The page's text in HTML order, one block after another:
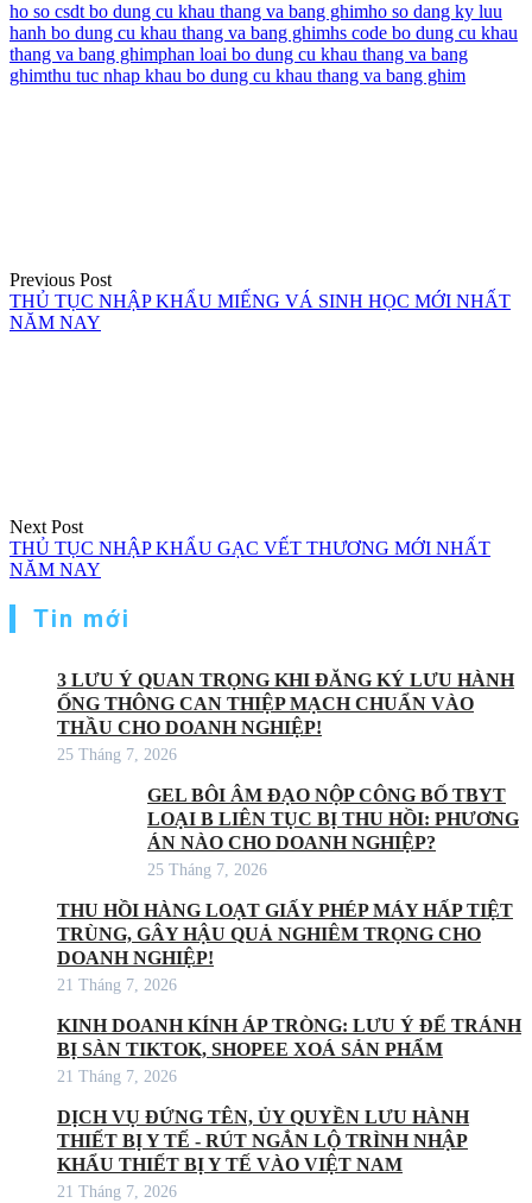
ho so csdt bo dung cu khau thang va bang ghimho so dang ky luu
hanh bo dung cu khau thang va bang ghimhs code bo dung cu khau
thang va bang ghimphan loai bo dung cu khau thang va bang
ghimthu tuc nhap khau bo dung cu khau thang va bang ghim
Previous Post
THỦ TỤC NHẬP KHẨU MIẾNG VÁ SINH HỌC MỚI NHẤT
NĂM NAY
Next Post
THỦ TỤC NHẬP KHẨU GẠC VẾT THƯƠNG MỚI NHẤT
NĂM NAY
Tin mới
3 LƯU Ý QUAN TRỌNG KHI ĐĂNG KÝ LƯU HÀNH
ỐNG THÔNG CAN THIỆP MẠCH CHUẨN VÀO
THẦU CHO DOANH NGHIỆP!
25 Tháng 7, 2026
GEL BÔI ÂM ĐẠO NỘP CÔNG BỐ TBYT
LOẠI B LIÊN TỤC BỊ THU HỒI: PHƯƠNG
ÁN NÀO CHO DOANH NGHIỆP?
25 Tháng 7, 2026
THU HỒI HÀNG LOẠT GIẤY PHÉP MÁY HẤP TIỆT
TRÙNG, GÂY HẬU QUẢ NGHIÊM TRỌNG CHO
DOANH NGHIỆP!
21 Tháng 7, 2026
KINH DOANH KÍNH ÁP TRÒNG: LƯU Ý ĐỂ TRÁNH
BỊ SÀN TIKTOK, SHOPEE XOÁ SẢN PHẨM
21 Tháng 7, 2026
DỊCH VỤ ĐỨNG TÊN, ỦY QUYỀN LƯU HÀNH
THIẾT BỊ Y TẾ - RÚT NGẮN LỘ TRÌNH NHẬP
KHẨU THIẾT BỊ Y TẾ VÀO VIỆT NAM
21 Tháng 7, 2026